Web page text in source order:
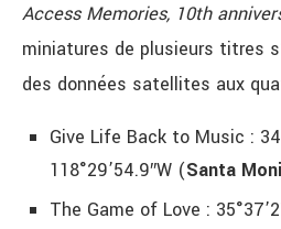
Access Memories, 10th
miniatures de plusieurs titres
des données satellites aux
Give Life Back to Music :
118°29’54.9″W (Santa
The Game of Love :